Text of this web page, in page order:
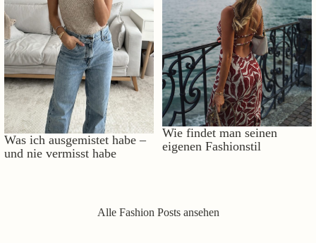
Was ich ausgemistet habe –
und nie vermisst habe
Wie findet man seinen
eigenen Fashionstil
Alle Fashion Posts ansehen